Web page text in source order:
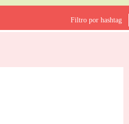
Filtro por hashtag